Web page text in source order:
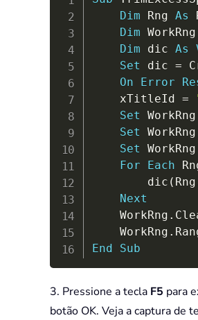
Dim Rng As
Dim WorkRng
Dim dic As
Set dic =
On
Error
	xTitleId
=
Set WorkRng
Set WorkRng
Set WorkRng
For
Each
		dic
( Rng
Next
	WorkRng
.
	WorkRng
.
End
Sub
3. Pressione a tecla F5 para
botão OK. Veja a captura de